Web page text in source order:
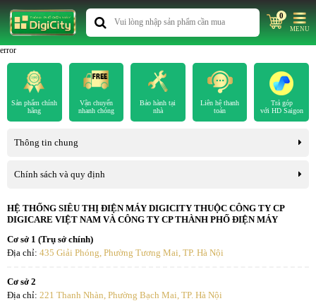
0
MENU
error
Sản phẩm chính
hãng
Vận chuyển
nhanh chóng
Bảo hành tại
nhà
Liên hệ thanh
toán
Trả góp
với HD Saigon
Thông tin chung
Chính sách và quy định
HỆ THỐNG SIÊU THỊ ĐIỆN MÁY DIGICITY THUỘC CÔNG TY CP
DIGICARE VIỆT NAM VÀ CÔNG TY CP THÀNH PHỐ ĐIỆN MÁY
Cơ sở 1 (Trụ sở chính)
Địa chỉ: 435 Giải Phóng, Phường Tương Mai, TP. Hà Nội
Cơ sở 2
Địa chỉ: 221 Thanh Nhàn, Phường Bạch Mai, TP. Hà Nội